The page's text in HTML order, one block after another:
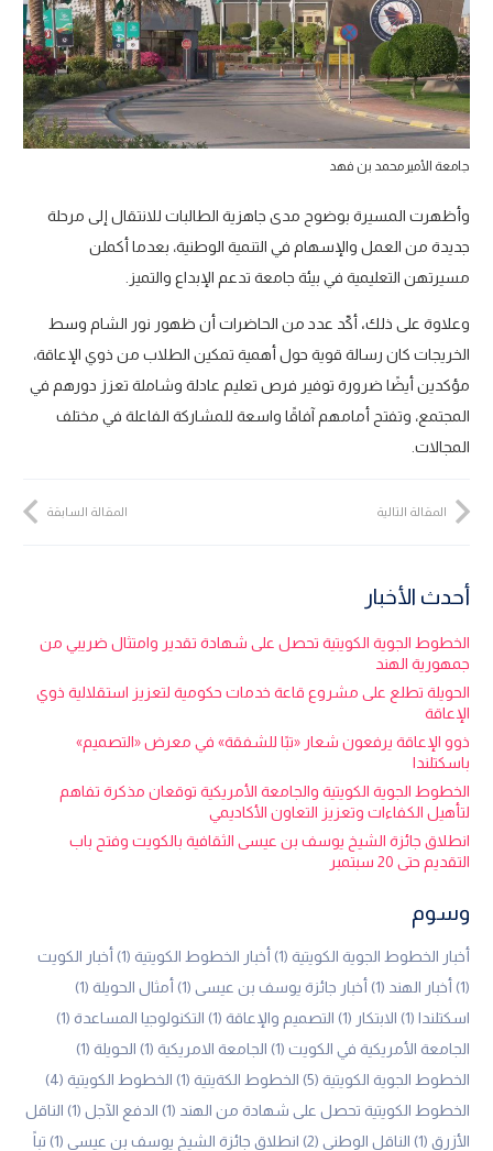
جامعة الأمير محمد بن فهد
وأظهرت المسيرة بوضوح مدى جاهزية الطالبات للانتقال إلى مرحلة
جديدة من العمل والإسهام في التنمية الوطنية، بعدما أكملن
مسيرتهن التعليمية في بيئة جامعة تدعم الإبداع والتميز.
وعلاوة على ذلك، أكّد عدد من الحاضرات أن ظهور نور الشام وسط
الخريجات كان رسالة قوية حول أهمية تمكين الطلاب من ذوي الإعاقة،
مؤكدين أيضًا ضرورة توفير فرص تعليم عادلة وشاملة تعزز دورهم في
المجتمع، وتفتح أمامهم آفاقًا واسعة للمشاركة الفاعلة في مختلف
المجالات.
المقالة السابقة المقالة التالية
أحدث الأخبار
الخطوط الجوية الكويتية تحصل على شهادة تقدير وامتثال ضريبي من
جمهورية الهند
الحويلة تطلع على مشروع قاعة خدمات حكومية لتعزيز استقلالية ذوي
الإعاقة
ذوو الإعاقة يرفعون شعار «تبًا للشفقة» في معرض «التصميم»
باسكتلندا
الخطوط الجوية الكويتية والجامعة الأمريكية توقعان مذكرة تفاهم
لتأهيل الكفاءات وتعزيز التعاون الأكاديمي
انطلاق جائزة الشيخ يوسف بن عيسى الثقافية بالكويت وفتح باب
التقديم حتى 20 سبتمبر
وسوم
أخبار الخطوط الجوية الكويتية (1) أخبار الخطوط الكويتية (1)
أخبار الكويت
(1)
أخبار الهند (1) أخبار جائزة يوسف بن عيسى (1) أمثال الحويلة (1)
اسكتلندا (1) الابتكار (1) التصميم والإعاقة (1) التكنولوجيا المساعدة (1)
الجامعة الأمريكية في الكويت (1) الجامعة الامريكية (1) الحويلة (1)
الخطوط الجوية الكويتية (5) الخطوط الكةيتية (1) الخطوط الكويتية (4)
الخطوط الكويتية تحصل على شهادة من الهند (1) الدفع الآجل (1)
الناقل
الأزرق (1) الناقل الوطني (2) انطلاق جائزة الشيخ يوسف بن عيسى (1) تباً